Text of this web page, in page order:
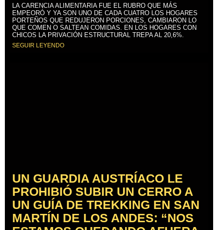
LA CARENCIA ALIMENTARIA FUE EL RUBRO QUE MÁS
EMPEORÓ Y YA SON UNO DE CADA CUATRO LOS HOGARES
PORTEÑOS QUE REDUJERON PORCIONES, CAMBIARON LO
QUE COMEN O SALTEAN COMIDAS. EN LOS HOGARES CON
CHICOS LA PRIVACIÓN ESTRUCTURAL TREPA AL 20,6%.
SEGUIR LEYENDO
UN GUARDIA AUSTRÍACO LE
PROHIBIÓ SUBIR UN CERRO A
UN GUÍA DE TREKKING EN SAN
MARTÍN DE LOS ANDES: “NOS